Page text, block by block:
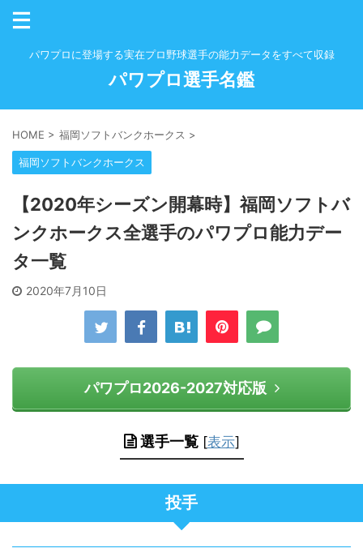
パワプロに登場する実在プロ野球選手の能力データをすべて収録
パワプロ選手名鑑
HOME > 福岡ソフトバンクホークス >
福岡ソフトバンクホークス
【2020年シーズン開幕時】福岡ソフトバ
ンクホークス全選手のパワプロ能力デー
タ一覧
2020年7月10日
パワプロ2026-2027対応版
選手一覧 [表示]
投手